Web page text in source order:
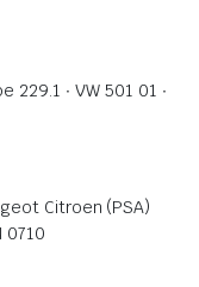
229.1 ∙ VW 501 01 ∙
Citroen (PSA)
0710